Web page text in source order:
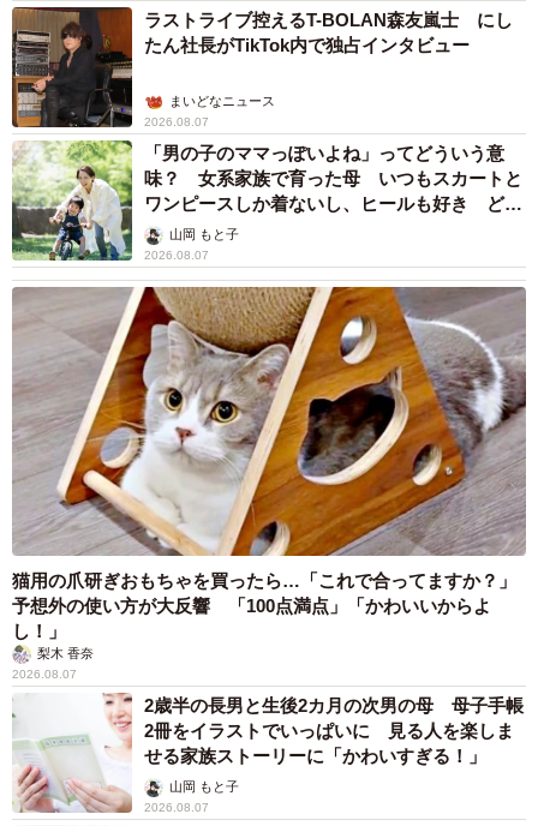
ラストライブ控えるT-BOLAN森友嵐士 にし
たん社長がTikTok内で独占インタビュー
まいどなニュース
2026.08.07
「男の子のママっぽいよね」ってどういう意
味？ 女系家族で育った母 いつもスカートと
ワンピースしか着ないし、ヒールも好き どの
へんが…
山岡 もと子
2026.08.07
猫用の爪研ぎおもちゃを買ったら…「これで合ってますか？」
予想外の使い方が大反響 「100点満点」「かわいいからよ
し！」
梨木 香奈
2026.08.07
2歳半の長男と生後2カ月の次男の母 母子手帳
2冊をイラストでいっぱいに 見る人を楽しま
せる家族ストーリーに「かわいすぎる！」
山岡 もと子
2026.08.07